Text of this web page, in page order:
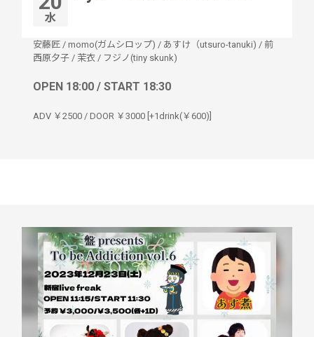
水
安藤匠 / momo(ガムシロップ) / あすけ（utsuro-tanuki) / 前
西原夕子 / 茉衣 / フジノ(tiny skunk)
OPEN 18:00 / START 18:30
ADV ￥2500 / DOOR ￥3000 [+1drink(￥600)]